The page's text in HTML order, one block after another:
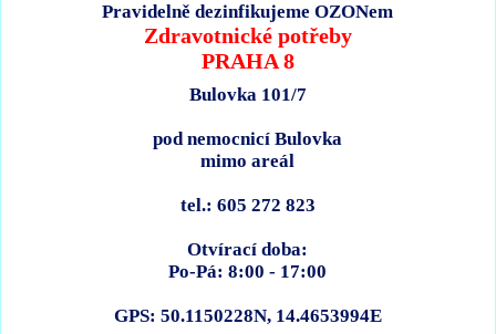
Pravidelně dezinfikujeme OZONem
Zdravotnické potřeby
PRAHA 8
Bulovka 101/7
pod nemocnicí Bulovka
mimo areál
tel.: 605 272 823
Otvírací doba:
Po-Pá: 8:00 - 17:00
GPS: 50.1150228N, 14.4653994E